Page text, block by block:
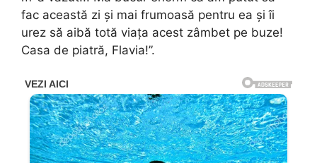
fac această zi și mai frumoasă pentru ea și îi
urez să aibă totă viața acest zâmbet pe buze!
Casa de piatră, Flavia!”.